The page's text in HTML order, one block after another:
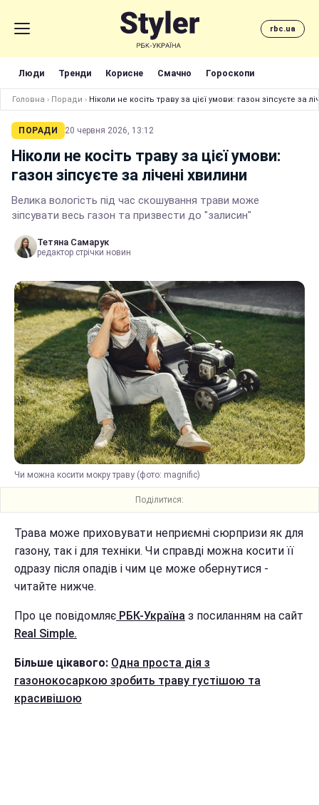
rbc.ua
Люди Тренди Корисне Смачно Гороскопи
Головна › Поради › Ніколи не косіть траву за цієї умови: газон зіпсуєте за
ПОРАДИ 20 червня 2026, 13:12
Ніколи не косіть траву за цієї умови:
газон зіпсуєте за лічені хвилини
Велика вологість під час скошування трави може
зіпсувати весь газон та призвести до "залисин"
Тетяна Самарук
редактор стрічки новин
Чи можна косити мокру траву (фото: magnific)
Поділитися:
Трава може приховувати неприємні сюрпризи як для
газону, так і для техніки. Чи справді можна косити її
одразу після опадів і чим це може обернутися -
читайте нижче.
Про це повідомляє РБК-Україна з посиланням на сайт
Real Simple.
Більше цікавого: Одна проста дія з
газонокосаркою зробить траву густішою та
красивішою